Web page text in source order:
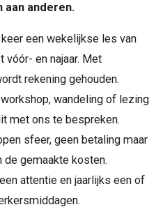
aan anderen.
een wekelijkse les van
vóór- en najaar. Met
rekening gehouden.
wandeling of lezing
met ons te bespreken.
sfeer, geen betaling maar
de gemaakte kosten.
attentie en jaarlijks een of